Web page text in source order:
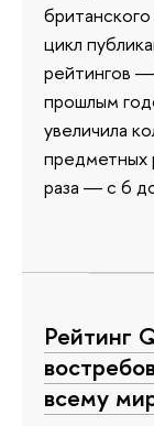
цикл
рейтингов
прошлым
увеличила
предметных
раза ― с 6
Рейтинг
всему